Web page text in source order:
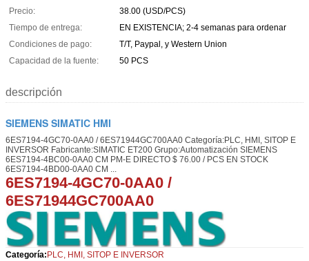
Precio:
38.00 (USD/PCS)
Tiempo de entrega:
EN EXISTENCIA; 2-4 semanas para ordenar
Condiciones de pago:
T/T, Paypal, y Western Union
Capacidad de la fuente:
50 PCS
descripción
SIEMENS SIMATIC HMI
6ES7194-4GC70-0AA0 / 6ES71944GC700AA0 Categoría:PLC, HMI, SITOP E
INVERSOR Fabricante:SIMATIC ET200 Grupo:Automatización SIEMENS
6ES7194-4BC00-0AA0 CM PM-E ​​DIRECTO $ 76.00 / PCS EN STOCK
6ES7194-4BD00-0AA0 CM ...
6ES7194-4GC70-0AA0 /
6ES71944GC700AA0
Categoría: PLC, HMI, SITOP E INVERSOR